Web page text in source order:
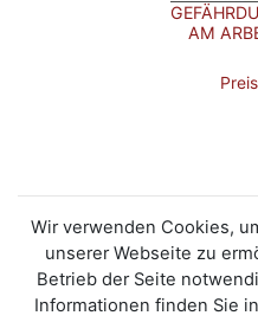
AM
Wir verwenden Cookies,
unserer Webseite zu
Betrieb der Seite
Informationen finden Sie